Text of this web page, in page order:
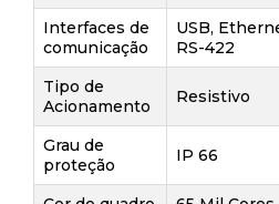
Interfaces de
comunicação
USB,
RS-422
Tipo de
Acionamento
Resistivo
Grau de
proteção
IP 66